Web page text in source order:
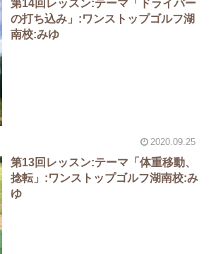
第14回レッスン:テーマ「ドライバー
の打ち込み」:ワンストップゴルフ湖
南校:みゆ
2020.09.25
第13回レッスン:テーマ「体重移動、
捻転」:ワンストップゴルフ湖南校:み
ゆ